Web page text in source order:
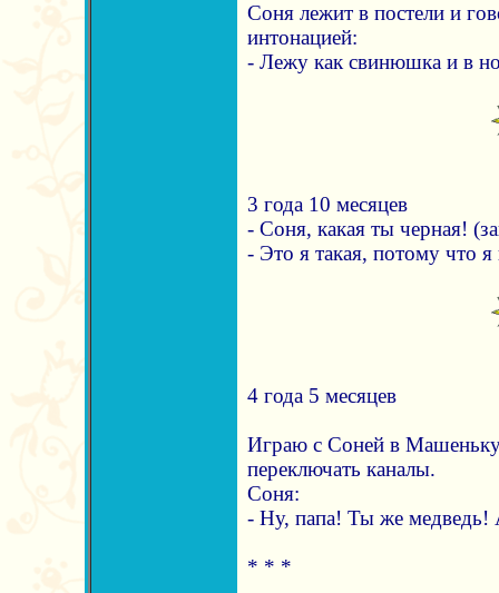
Соня лежит в постели и
интонацией:
- Лежу как свинюшка и в
3 года 10 месяцев
- Соня, какая ты черная!
- Это я такая, потому что я
4 года 5 месяцев
Играю с Соней в
переключать каналы.
Соня:
- Ну, папа! Ты же медведь!
* * *